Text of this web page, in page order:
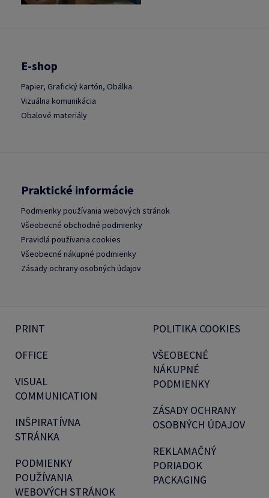
E-shop
Papier, Grafický kartón, Obálka
Vizuálna komunikácia
Obalové materiály
Praktické informácie
Podmienky používania webových stránok
Všeobecné obchodné podmienky
Pravidlá používania cookies
Všeobecné nákupné podmienky
Zásady ochrany osobných údajov
PRINT
OFFICE
VISUAL
COMMUNICATION
INŠPIRATÍVNA
STRÁNKA
PODMIENKY
POUŽÍVANIA
WEBOVÝCH STRÁNOK
POLITIKA COOKIES
VŠEOBECNÉ
NÁKUPNÉ
PODMIENKY
ZÁSADY OCHRANY
OSOBNÝCH ÚDAJOV
REKLAMAČNÝ
PORIADOK
PACKAGING